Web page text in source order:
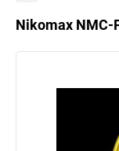
Nikomax NMC-